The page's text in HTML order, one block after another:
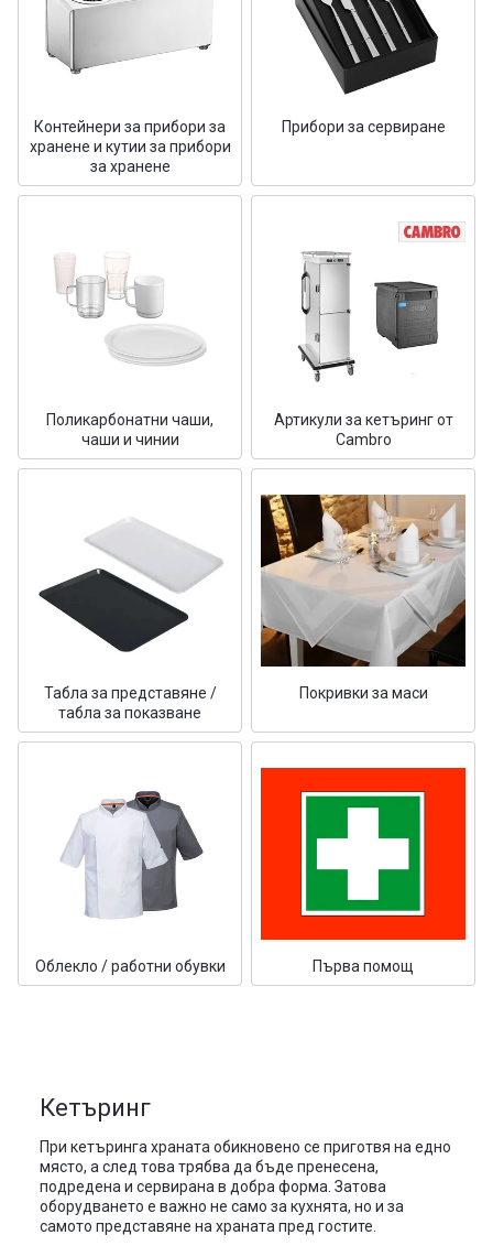
Контейнери за прибори за
хранене и кутии за прибори
за хранене
Прибори за сервиране
Поликарбонатни чаши,
чаши и чинии
Артикули за кетъринг от
Cambro
Табла за представяне /
табла за показване
Покривки за маси
Облекло / работни обувки Първа помощ
Кетъринг
При кетъринга храната обикновено се приготвя на едно
място, а след това трябва да бъде пренесена,
подредена и сервирана в добра форма. Затова
оборудването е важно не само за кухнята, но и за
самото представяне на храната пред гостите.